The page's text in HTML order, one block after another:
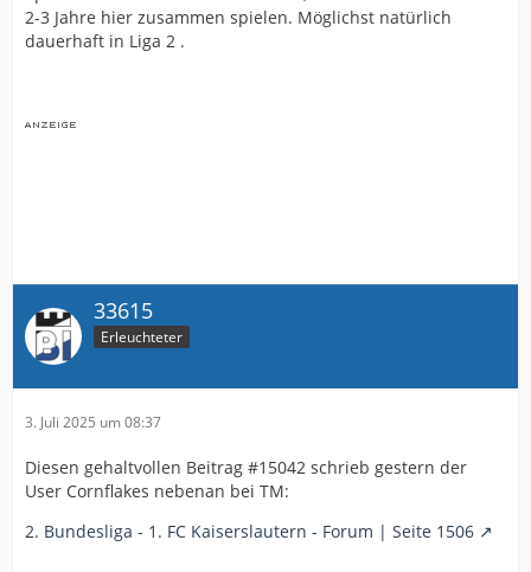
2-3 Jahre hier zusammen spielen. Möglichst natürlich
dauerhaft in Liga 2 .
33615
Erleuchteter
3. Juli 2025 um 08:37
Diesen gehaltvollen Beitrag #15042 schrieb gestern der
User Cornflakes nebenan bei TM:
2. Bundesliga - 1. FC Kaiserslautern - Forum | Seite 1506